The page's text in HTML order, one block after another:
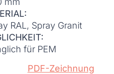
RAL, Spray Granit
für PEM
PDF-Zeichnung